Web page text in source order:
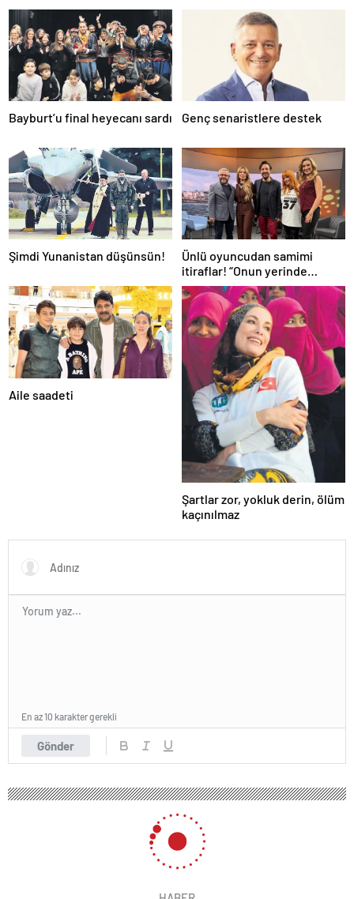
Bayburt’u final heyecanı sardı Genç senaristlere destek
Şimdi Yunanistan düşünsün!
Ünlü oyuncudan samimi
itiraflar! “Onun yerinde
olsaydım diye çok düşündüm”
Aile saadeti
Şartlar zor, yokluk derin, ölüm
kaçınılmaz
Gönder
En az 10 karakter gerekli